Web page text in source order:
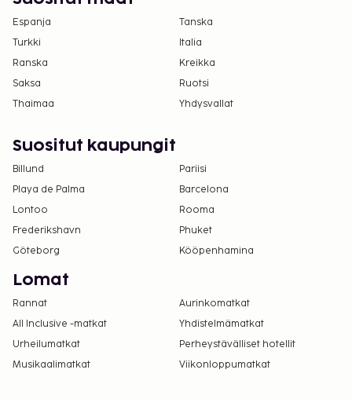
Espanja
Tanska
Turkki
Italia
Ranska
Kreikka
Saksa
Ruotsi
Thaimaa
Yhdysvallat
Suositut kaupungit
Billund
Pariisi
Playa de Palma
Barcelona
Lontoo
Rooma
Frederikshavn
Phuket
Göteborg
Kööpenhamina
Lomat
Rannat
Aurinkomatkat
All Inclusive -matkat
Yhdistelmämatkat
Urheilumatkat
Perheystävälliset hotellit
Musikaalimatkat
Viikonloppumatkat